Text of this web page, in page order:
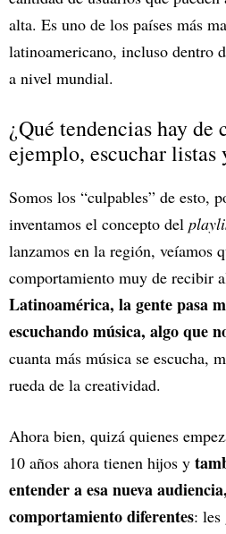
alta. Es uno de los países más
latinoamericano, incluso dentro
a nivel mundial.
¿Qué tendencias hay de
ejemplo, escuchar
Somos los “culpables” de esto,
inventamos el concepto del
lanzamos en la región, veíamos
comportamiento muy de recibir
Latinoamérica, la gente pasa
escuchando música, algo que
cuanta más música se escucha,
rueda de la creatividad.
Ahora bien, quizá quienes
10 años ahora tienen hijos y
entender a esa nueva
comportamiento diferentes: les